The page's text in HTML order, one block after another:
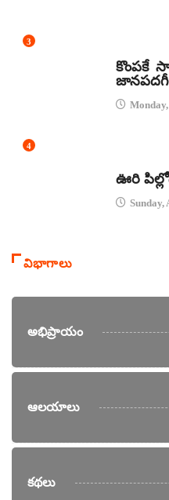
3
కొంపకే
4
ఊరి
Sunday,
విభాగాలు
అభిప్రాయం
ఆలయాలు
కథలు